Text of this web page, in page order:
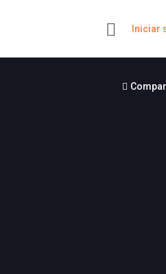
Iniciar